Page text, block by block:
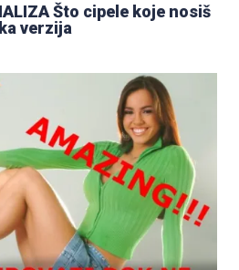
Što cipele koje nosiš
verzija